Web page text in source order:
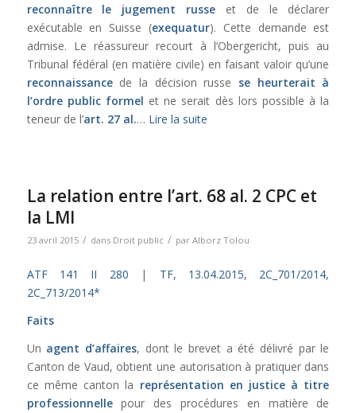
reconnaître le jugement russe et de le déclarer
exécutable en Suisse (exequatur). Cette demande est
admise. Le réassureur recourt à l’Obergericht, puis au
Tribunal fédéral (en matière civile) en faisant valoir qu’une
reconnaissancede la décision russe se heurterait à
l’ordre public formel et ne serait dès lors possible à la
teneur de l’art. 27 al.… Lire la suite
La relation entre l’art. 68 al. 2 CPC et
la LMI
23 avril 2015 / dans Droit public / par Alborz Tolou
ATF 141 II 280 | TF, 13.04.2015, 2C_701/2014,
2C_713/2014*
Faits
Un agent d’affaires, dont le brevet a été délivré par le
Canton de Vaud, obtient une autorisation à pratiquer dans
ce même canton la représentation en justice à titre
professionnellepour des procédures en matière de